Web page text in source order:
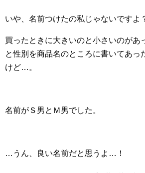
いや、名前つけたの私じゃないですよ
買ったときに大きいのと小さいのがあ
と性別を商品名のところに書いてあっ
けど…。
名前がＳ男とＭ男でした。
…うん、良い名前だと思うよ…！